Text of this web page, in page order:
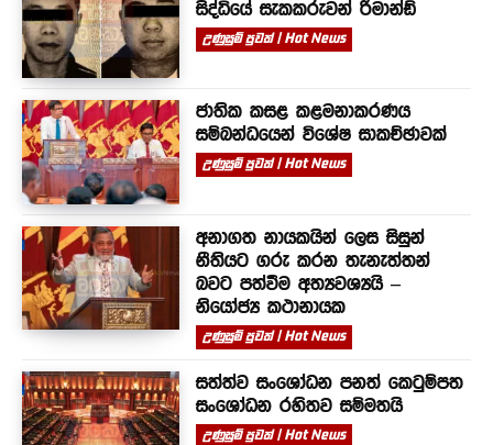
සිද්ධියේ සැකකරුවන් රිමාන්ඩ්
උණුසුම් පුවත් | Hot News
ජාතික කසළ කළමනාකරණය
සම්බන්ධයෙන් විශේෂ සාකච්ඡාවක්
උණුසුම් පුවත් | Hot News
අනාගත නායකයින් ලෙස සිසුන්
නීතියට ගරු කරන තැනැත්තන්
බවට පත්වීම අත්‍යවශ්‍යයි –
නියෝජ්‍ය කථානායක
උණුසුම් පුවත් | Hot News
සත්ත්ව සංශෝධන පනත් කෙටුම්පත
සංශෝධන රහිතව සම්මතයි
උණුසුම් පුවත් | Hot News